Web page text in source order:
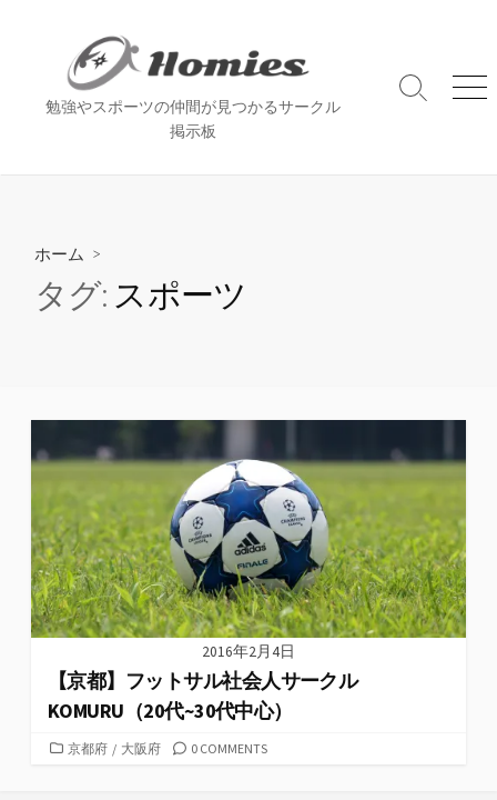
ス
勉強やスポーツの仲間が見つかるサークル
掲示板
検
メ
ホーム >
タグ: スポーツ
2016年2月4日
【京都】フットサル社会人サークル
KOMURU（20代~30代中心）
カ京都府 / 大阪府 0 COMMENTS